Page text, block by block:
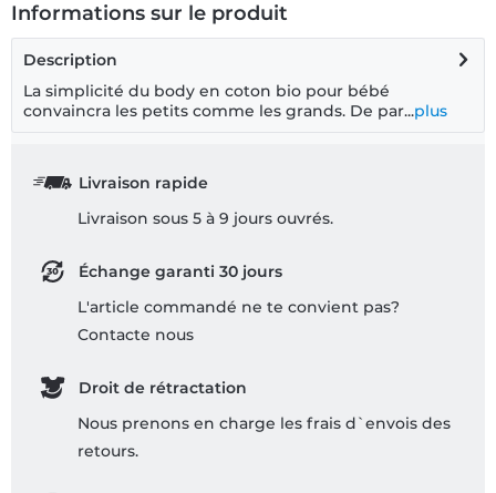
Informations sur le produit
Description
La simplicité du body en coton bio pour bébé
convaincra les petits comme les grands. De par...plus
Livraison rapide
Livraison sous 5 à 9 jours ouvrés.
Échange garanti 30 jours
L'article commandé ne te convient pas?
Contacte nous
Droit de rétractation
Nous prenons en charge les frais d`envois des
retours.